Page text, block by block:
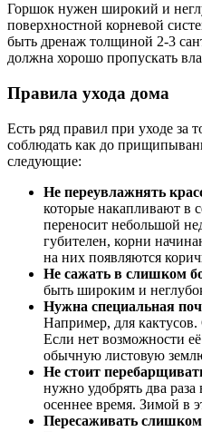
Горшок нужен широкий и
поверхностной корневой
быть дренаж толщиной 2-3
должна хорошо пропускать
Правила ухода дома
Есть ряд правил при уходе за
соблюдать как до
следующие:
Не переувлажнять
которые накапливают в
переносит небольшой
губителен, корни
на них появляются
Не сажать в слишком
быть широким и
Нужна специальная
Например, для
Если нет возможности
обычную листовую
Не стоит
нужно удобрять два раза
осеннее время. Зимой в
Пересаживать слишком